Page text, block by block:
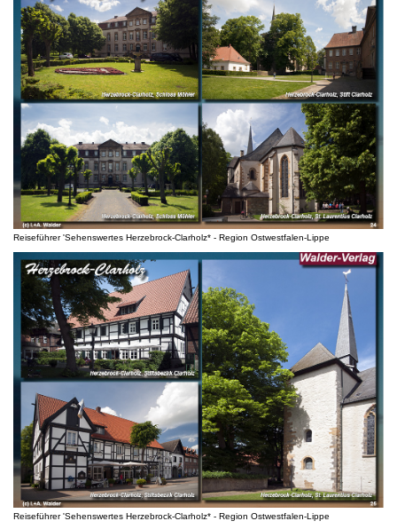
Reiseführer 'Sehenswertes Herzebrock-Clarholz* - Region Ostwestfalen-Lippe
Reiseführer 'Sehenswertes Herzebrock-Clarholz* - Region Ostwestfalen-Lippe